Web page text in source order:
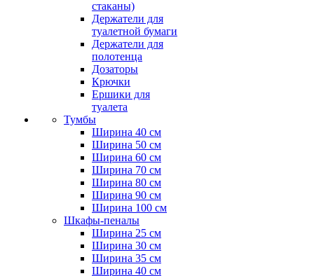
стаканы)
Держатели для
туалетной бумаги
Держатели для
полотенца
Дозаторы
Крючки
Ершики для
туалета
Тумбы
Ширина 40 см
Ширина 50 см
Ширина 60 см
Ширина 70 см
Ширина 80 см
Ширина 90 см
Ширина 100 см
Шкафы-пеналы
Ширина 25 см
Ширина 30 см
Ширина 35 см
Ширина 40 см